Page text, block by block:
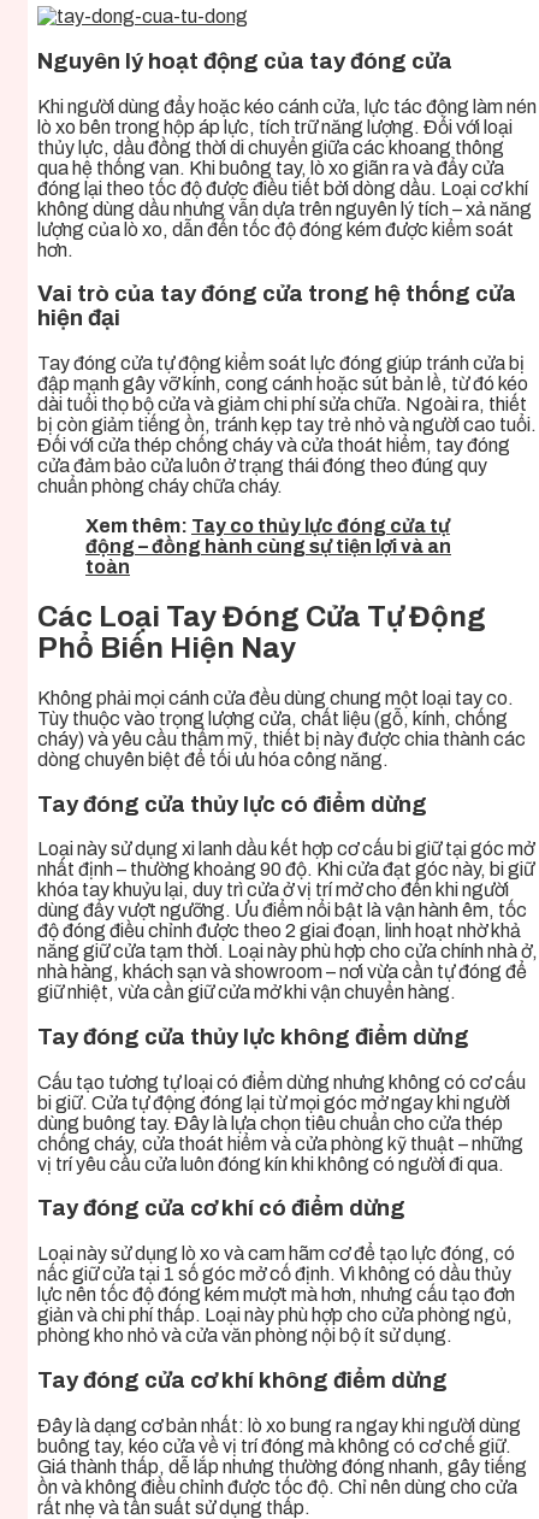
Nguyên lý hoạt động của tay đóng cửa
Khi người dùng đẩy hoặc kéo cánh cửa, lực tác động làm nén
lò xo bên trong hộp áp lực, tích trữ năng lượng. Đối với loại
thủy lực, dầu đồng thời di chuyển giữa các khoang thông
qua hệ thống van. Khi buông tay, lò xo giãn ra và đẩy cửa
đóng lại theo tốc độ được điều tiết bởi dòng dầu. Loại cơ khí
không dùng dầu nhưng vẫn dựa trên nguyên lý tích – xả năng
lượng của lò xo, dẫn đến tốc độ đóng kém được kiểm soát
hơn.
Vai trò của tay đóng cửa trong hệ thống cửa
hiện đại
Tay đóng cửa tự động kiểm soát lực đóng giúp tránh cửa bị
đập mạnh gây vỡ kính, cong cánh hoặc sút bản lề, từ đó kéo
dài tuổi thọ bộ cửa và giảm chi phí sửa chữa. Ngoài ra, thiết
bị còn giảm tiếng ồn, tránh kẹp tay trẻ nhỏ và người cao tuổi.
Đối với cửa thép chống cháy và cửa thoát hiểm, tay đóng
cửa đảm bảo cửa luôn ở trạng thái đóng theo đúng quy
chuẩn phòng cháy chữa cháy.
Xem thêm: Tay co thủy lực đóng cửa tự
động – đồng hành cùng sự tiện lợi và an
toàn
Các Loại Tay Đóng Cửa Tự Động
Phổ Biến Hiện Nay
Không phải mọi cánh cửa đều dùng chung một loại tay co.
Tùy thuộc vào trọng lượng cửa, chất liệu (gỗ, kính, chống
cháy) và yêu cầu thẩm mỹ, thiết bị này được chia thành các
dòng chuyên biệt để tối ưu hóa công năng.
Tay đóng cửa thủy lực có điểm dừng
Loại này sử dụng xi lanh dầu kết hợp cơ cấu bi giữ tại góc mở
nhất định – thường khoảng 90 độ. Khi cửa đạt góc này, bi giữ
khóa tay khuỷu lại, duy trì cửa ở vị trí mở cho đến khi người
dùng đẩy vượt ngưỡng. Ưu điểm nổi bật là vận hành êm, tốc
độ đóng điều chỉnh được theo 2 giai đoạn, linh hoạt nhờ khả
năng giữ cửa tạm thời. Loại này phù hợp cho cửa chính nhà ở,
nhà hàng, khách sạn và showroom – nơi vừa cần tự đóng để
giữ nhiệt, vừa cần giữ cửa mở khi vận chuyển hàng.
Tay đóng cửa thủy lực không điểm dừng
Cấu tạo tương tự loại có điểm dừng nhưng không có cơ cấu
bi giữ. Cửa tự động đóng lại từ mọi góc mở ngay khi người
dùng buông tay. Đây là lựa chọn tiêu chuẩn cho cửa thép
chống cháy, cửa thoát hiểm và cửa phòng kỹ thuật – những
vị trí yêu cầu cửa luôn đóng kín khi không có người đi qua.
Tay đóng cửa cơ khí có điểm dừng
Loại này sử dụng lò xo và cam hãm cơ để tạo lực đóng, có
nấc giữ cửa tại 1 số góc mở cố định. Vì không có dầu thủy
lực nên tốc độ đóng kém mượt mà hơn, nhưng cấu tạo đơn
giản và chi phí thấp. Loại này phù hợp cho cửa phòng ngủ,
phòng kho nhỏ và cửa văn phòng nội bộ ít sử dụng.
Tay đóng cửa cơ khí không điểm dừng
Đây là dạng cơ bản nhất: lò xo bung ra ngay khi người dùng
buông tay, kéo cửa về vị trí đóng mà không có cơ chế giữ.
Giá thành thấp, dễ lắp nhưng thường đóng nhanh, gây tiếng
ồn và không điều chỉnh được tốc độ. Chỉ nên dùng cho cửa
rất nhẹ và tần suất sử dụng thấp.